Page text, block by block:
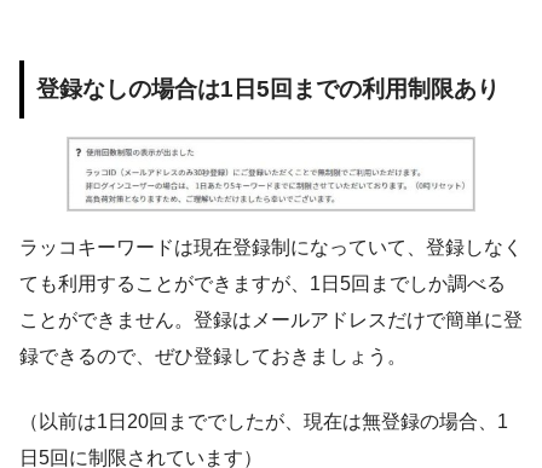
登録なしの場合は1日5回までの利用制限あり
ラッコキーワードは現在登録制になっていて、登録しなく
ても利用することができますが、1日5回までしか調べる
ことができません。登録はメールアドレスだけで簡単に登
録できるので、ぜひ登録しておきましょう。
（以前は1日20回まででしたが、現在は無登録の場合、1
日5回に制限されています）